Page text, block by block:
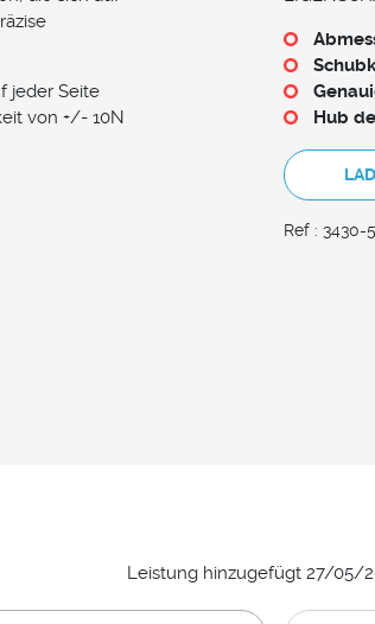
jeder Seite
von +/- 10N
Hub
Ref : 3430-
Leistung hinzugefügt 27/05/